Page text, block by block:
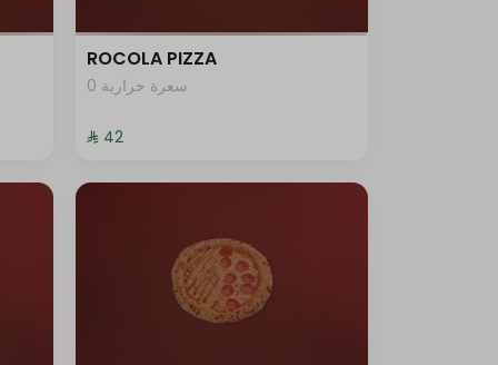
ROCOLA PIZZA
0 سعرة حرارية
⁨⁦‪‬ 42⁩